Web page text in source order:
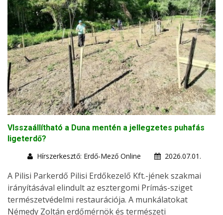
VIsszaállítható a Duna mentén a jellegzetes puhafás
ligeterdő?
Hírszerkesztő: Erdő-Mező Online
2026.07.01.
A Pilisi Parkerdő Pilisi Erdőkezelő Kft.-jének szakmai
irányításával elindult az esztergomi Prímás-sziget
természetvédelmi restaurációja. A munkálatokat
Némedy Zoltán erdőmérnök és természeti